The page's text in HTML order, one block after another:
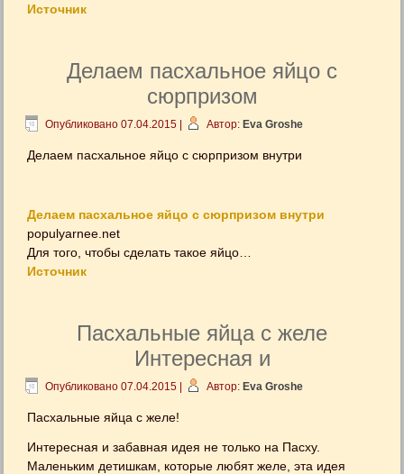
Источник
Делаем пасхальное яйцо с
сюрпризом
Опубликовано 07.04.2015 | Автор: Eva Groshe
Делаем пасхальное яйцо с сюрпризом внутри
Делаем пасхальное яйцо с сюрпризом внутри
populyarnee.net
Для того, чтобы сделать такое яйцо…
Источник
Пасхальные яйца с желе
Интересная и
Опубликовано 07.04.2015 | Автор: Eva Groshe
Пасхальные яйца с желе!
Интересная и забавная идея не только на Пасху.
Маленьким детишкам, которые любят желе, эта идея